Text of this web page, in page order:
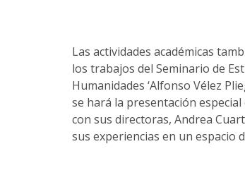
Las actividades académicas
los trabajos del Seminario de
Humanidades ‘Alfonso Vélez
se hará la presentación especial
con sus directoras, Andrea
sus experiencias en un espacio